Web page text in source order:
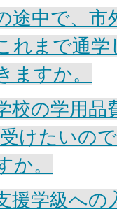
途中で、市
れまで通
ますか。
校の学用品
けたいの
か。
援学級へ